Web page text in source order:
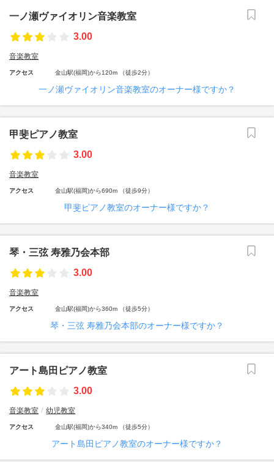
一ノ瀬ヴァイオリン音楽教室
3.00
音楽教室
アクセス 金山駅(福岡)から120m （徒歩2分）
一ノ瀬ヴァイオリン音楽教室のオーナー様ですか？
甲斐ピアノ教室
3.00
音楽教室
アクセス 金山駅(福岡)から690m （徒歩9分）
甲斐ピアノ教室のオーナー様ですか？
琴・三弦 寿雅乃会本部
3.00
音楽教室
アクセス 金山駅(福岡)から360m （徒歩5分）
琴・三弦 寿雅乃会本部のオーナー様ですか？
アート島田ピアノ教室
3.00
音楽教室 幼児教室
アクセス 金山駅(福岡)から340m （徒歩5分）
アート島田ピアノ教室のオーナー様ですか？